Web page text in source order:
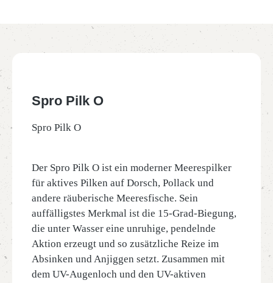
Spro Pilk O
Spro Pilk O
Der Spro Pilk O ist ein moderner Meerespilker
für aktives Pilken auf Dorsch, Pollack und
andere räuberische Meeresfische. Sein
auffälligstes Merkmal ist die 15-Grad-Biegung,
die unter Wasser eine unruhige, pendelnde
Aktion erzeugt und so zusätzliche Reize im
Absinken und Anjiggen setzt. Zusammen mit
dem UV-Augenloch und den UV-aktiven